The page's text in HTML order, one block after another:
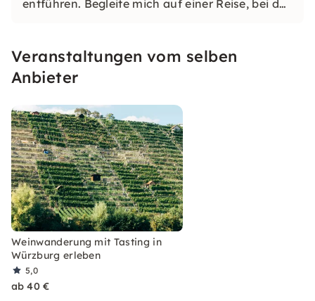
entführen. Begleite mich auf einer Reise, bei der
Veranstaltungen vom selben
Anbieter
Weinwanderung mit Tasting in
Würzburg erleben
5,0
ab 40 €